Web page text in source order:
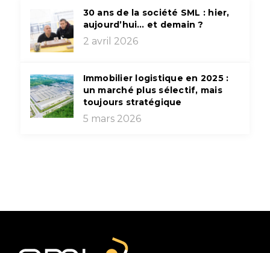
30 ans de la société SML : hier,
aujourd’hui… et demain ?
2 avril 2026
Immobilier logistique en 2025 :
un marché plus sélectif, mais
toujours stratégique
5 mars 2026